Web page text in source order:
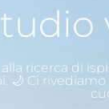
ricerca di
🌙 Ci